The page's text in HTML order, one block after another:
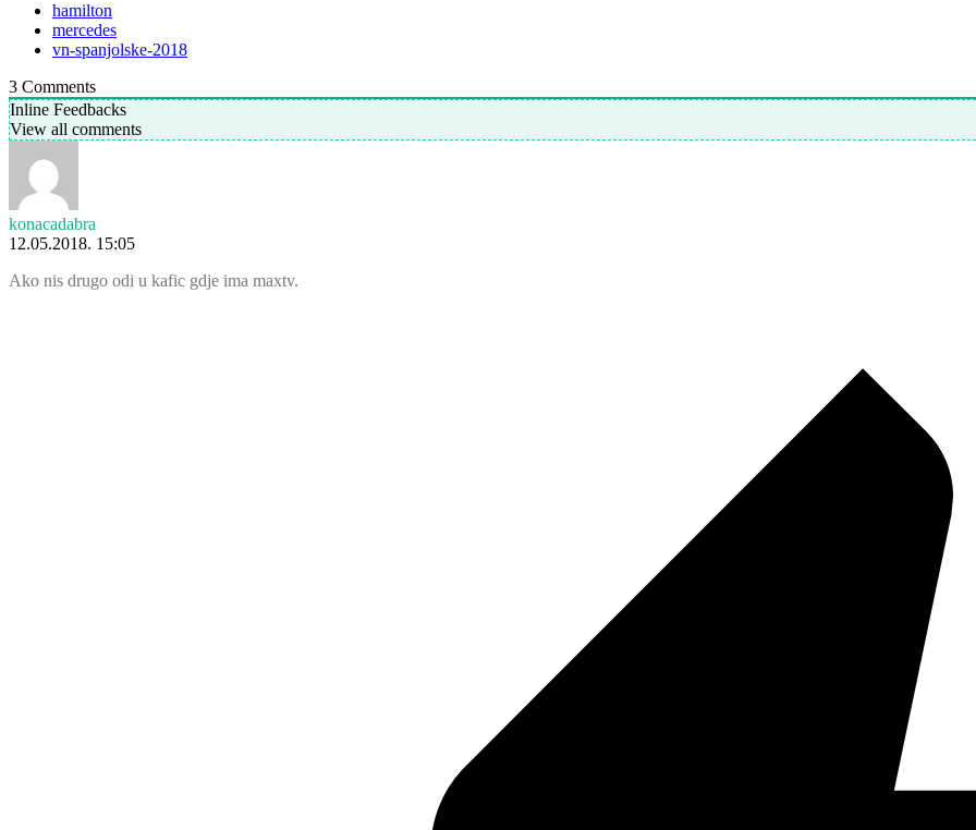
hamilton
mercedes
vn-spanjolske-2018
3 Comments
Inline Feedbacks
View all comments
konacadabra
12.05.2018. 15:05
Ako nis drugo odi u kafic gdje ima maxtv.